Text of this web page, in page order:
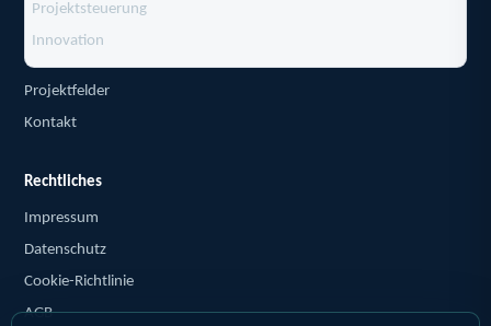
Projektsteuerung
Innovation
Projektfelder
Kontakt
Rechtliches
Impressum
Datenschutz
Cookie-Richtlinie
AGB